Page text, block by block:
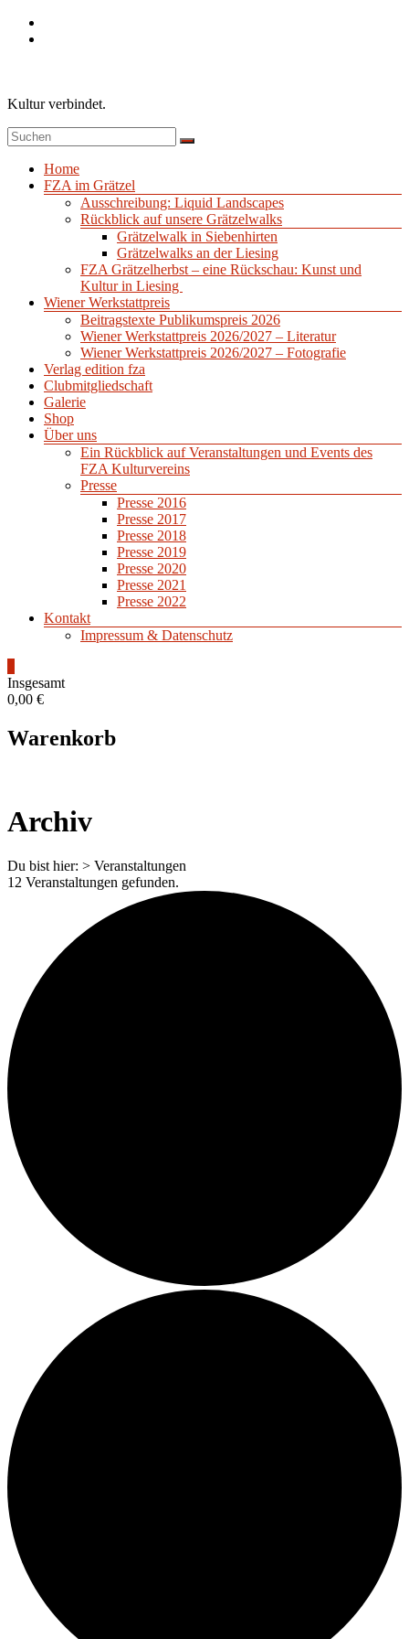
Zum
Inhalt
Kultur verbindet.
Menü
Home
FZA im Grätzel
Ausschreibung: Liquid Landscapes
Rückblick auf unsere Grätzelwalks
Grätzelwalk in Siebenhirten
Grätzelwalks an der Liesing
FZA Grätzelherbst – eine Rückschau: Kunst und
Kultur in Liesing
Wiener Werkstattpreis
Beitragstexte Publikumspreis 2026
Wiener Werkstattpreis 2026/2027 – Literatur
Wiener Werkstattpreis 2026/2027 – Fotografie
Verlag edition fza
Clubmitgliedschaft
Galerie
Shop
Über uns
Ein Rückblick auf Veranstaltungen und Events des
FZA Kulturvereins
Presse
Presse 2016
Presse 2017
Presse 2018
Presse 2019
Presse 2020
Presse 2021
Presse 2022
Kontakt
Impressum & Datenschutz
Insgesamt
0,00 €
Warenkorb
Archiv
Du bist hier: > Veranstaltungen
12 Veranstaltungen gefunden.